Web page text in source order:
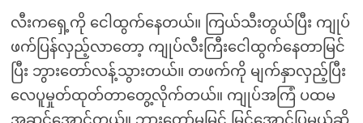
လီးကရှေ့ကို ငေါထွက်နေတယ်။ ကြယ်သီးတွယ်ပြီး ကျုပ်
ဖက်ပြန်လှည့်လာတော့ ကျုပ်လီးကြီးငေါထွက်နေတာမြင်
ပြီး ဘွားတော်လန့်သွားတယ်။ တဖက်ကို မျက်နှာလှည့်ပြီး
လေပူမှုတ်ထုတ်တာတွေ့လိုက်တယ်။ ကျုပ်အကြံ ပထမ
အဆင့်အောင်တယ်။ ဘွားတော်မမြင် မြင်အောင်ပြမယ်ဆို